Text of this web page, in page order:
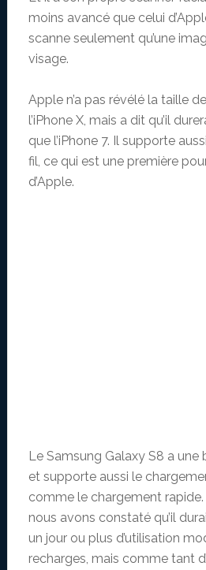
moins avancé que celui
scanne seulement qu’une
visage.
Apple n’a pas révélé la taille
l’iPhone X, mais a dit qu’il
que l’iPhone 7. Il supporte
fil, ce qui est une première
d’Apple.
Le Samsung Galaxy S8 a
et supporte aussi le
comme le chargement
nous avons constaté qu’il
un jour ou plus d’utilisation
recharges, mais comme tant